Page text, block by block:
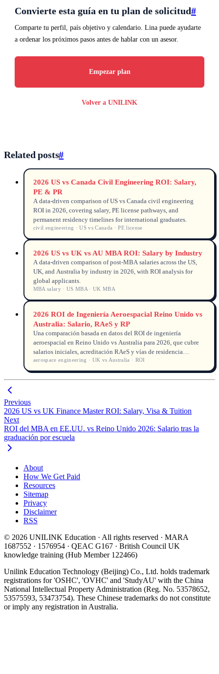
Convierte esta guía en tu plan de solicitud#
Comparte tu perfil, país objetivo y calendario. Lina puede ayudarte
a ordenar los próximos pasos antes de hablar con un asesor.
Empezar plan
Volver a UNILINK
Related posts#
2026 US vs Canada Civil Engineering ROI: Salary,
PE & PR
A data-driven comparison of US vs Canada civil engineering
ROI in 2026, covering salary, PE license pathways, and
permanent residency timelines for international graduates.
civil engineering · US vs Canada · PE license
2026 US vs UK vs AU MBA ROI: Salary by Industry
A data-driven comparison of post-MBA salaries across the US,
UK, and Australia by industry in 2026, with ROI analysis for
global applicants.
MBA salary · US MBA · UK MBA
2026 ROI de Ingeniería Aeroespacial Reino Unido vs
Australia: Salario, RAeS y RP
Una comparación basada en datos del ROI de ingeniería
aeroespacial en Reino Unido vs Australia para 2026, que cubre
salarios iniciales, acreditación RAeS y vías de residencia
permanente.
aerospace engineering · UK vs Australia · ROI
Previous
2026 US vs UK Finance Master ROI: Salary, Visa & Tuition
Next
ROI del MBA en EE.UU. vs Reino Unido 2026: Salario tras la
graduación por escuela
About
How We Get Paid
Resources
Sitemap
Privacy
Disclaimer
RSS
© 2026 UNILINK Education · All rights reserved · MARA
1687552 · 1576954 · QEAC G167 · British Council UK
knowledge training (Hub Member 122466)
Unilink Education Technology (Beijing) Co., Ltd. holds trademark
registrations for 'OSHC', 'OVHC' and 'StudyAU' with the China
National Intellectual Property Administration (Reg. No. 53578652,
53575593, 53473754). These Chinese trademarks do not constitute
or imply any registration in Australia.